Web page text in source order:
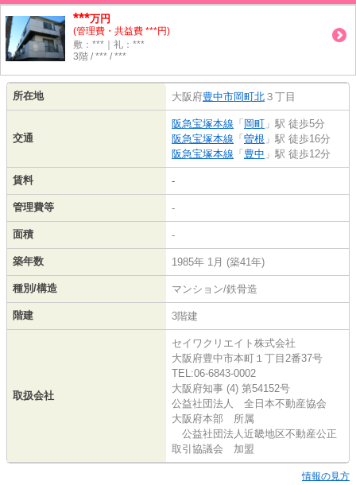
***万円
(管理費・共益費 ***円)
敷：***｜礼：***
3階 / *** / ***
所在地 大阪府豊中市岡町北 ３丁目
交通
阪急宝塚本線 「 岡町 」駅 徒歩5分
阪急宝塚本線 「 曽根 」駅 徒歩16分
阪急宝塚本線 「 豊中 」駅 徒歩12分
賃料 -
管理費等 -
面積 -
築年数 1985年 1月 (築41年)
種別/構造 マンション/鉄骨造
階建 3階建
取扱会社
セイワクリエイト株式会社
大阪府豊中市本町１丁目2番37号
TEL:06-6843-0002
大阪府知事 (4) 第54152号
公益社団法人 全日本不動産協会
大阪府本部 所属
公益社団法人近畿地区不動産公正
取引協議会 加盟
情報の見方